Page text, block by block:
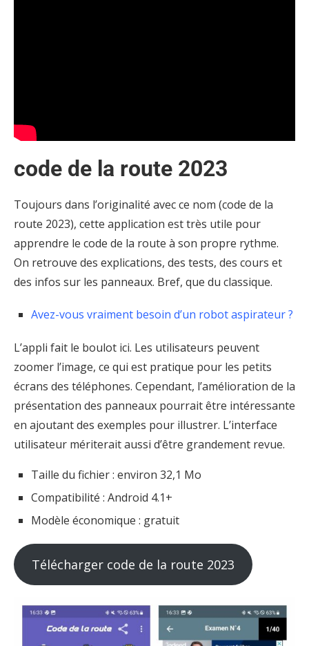
code de la route 2023
Toujours dans l’originalité avec ce nom (code de la
route 2023), cette application est très utile pour
apprendre le code de la route à son propre rythme.
On retrouve des explications, des tests, des cours et
des infos sur les panneaux. Bref, que du classique.
Avez-vous vraiment besoin d’un robot aspirateur ?
L’appli fait le boulot ici. Les utilisateurs peuvent
zoomer l’image, ce qui est pratique pour les petits
écrans des téléphones. Cependant, l’amélioration de la
présentation des panneaux pourrait être intéressante
en ajoutant des exemples pour illustrer. L’interface
utilisateur mériterait aussi d’être grandement revue.
Taille du fichier : environ 32,1 Mo
Compatibilité : Android 4.1+
Modèle économique : gratuit
Télécharger code de la route 2023